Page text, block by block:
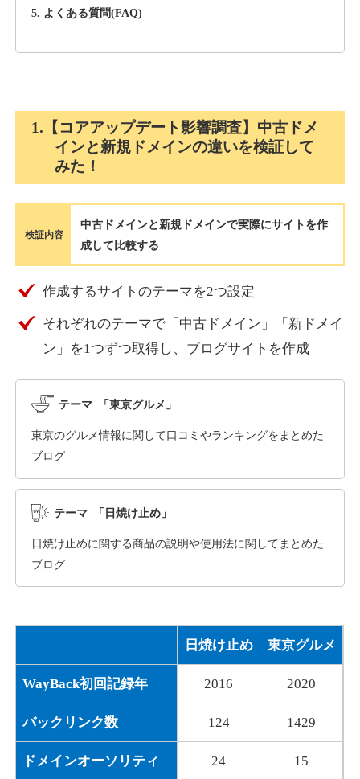
詳細を見る
3,300円 入札 2件
詳細を見る
holocardstrategy.jp
ジャンル趣味
DA40 外部リンク数
3,300円 入札 3件
詳細を見る
suka-jp.com
ジャンルその他
DA 40 外部リンク数2518 ドメイン年齢1年
10,800円 入札 0件
詳細を見る
dka-hero.com
ジャンル その他
10,800円
詳細を見る
ジャンルその他
40
10,800円 入札 0件
5. よくある質問(FAQ)
1.【コアアップデート影響調査】中古ドメ
インと新規ドメインの違いを検証して
みた！
検証内容
中古ドメインと新規ドメインで実際にサイトを作
成して比較する
作成するサイトのテーマを2つ設定
それぞれのテーマで「中古ドメイン」「新ドメイ
ン」を1つずつ取得し、ブログサイトを作成
テーマ 「東京グルメ」
東京のグルメ情報に関して口コミやランキングをまとめた
ブログ
テーマ 「日焼け止め」
日焼け止めに関する商品の説明や使用法に関してまとめた
ブログ
日焼け止め 東京グルメ
WayBack初回記録年 2016 2020
バックリンク数 124 1429
ドメインオーソリティ 24 15